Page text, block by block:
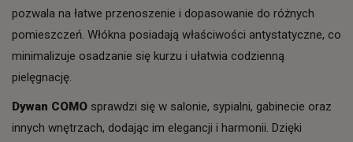
pozwala na łatwe przenoszenie i dopasowanie do różnych
pomieszczeń. Włókna posiadają właściwości antystatyczne, co
minimalizuje osadzanie się kurzu i ułatwia codzienną
pielęgnację.
Dywan COMO sprawdzi się w salonie, sypialni, gabinecie oraz
innych wnętrzach, dodając im elegancji i harmonii. Dzięki